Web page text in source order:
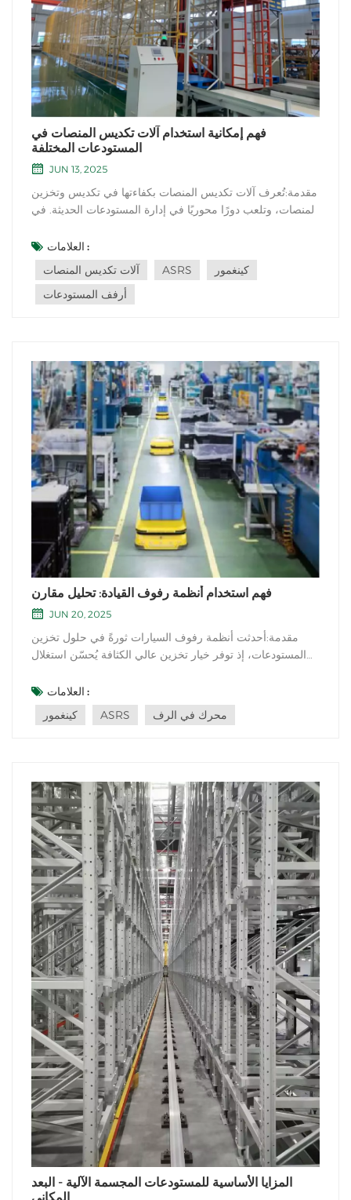
فهم إمكانية استخدام آلات تكديس المنصات في
المستودعات المختلفة
JUN 13, 2025
مقدمة:تُعرف آلات تكديس المنصات بكفاءتها في تكديس وتخزين
المنصات، وتلعب دورًا محوريًا في إدارة المستودعات الحديثة. في
لمختلف أنواع المستودعات، ونناقش أهميتها في تحسين عمليات
التخزين. ملاءمة آلات تكديس المنصات في المستودعات
المختلفة: مراكز التوزيع وا...
العلامات :
آلات تكديس المنصات
ASRS
كينغمور
أرفف المستودعات
فهم استخدام أنظمة رفوف القيادة: تحليل مقارن
JUN 20, 2025
مقدمة:أحدثت أنظمة رفوف السيارات ثورةً في حلول تخزين
المستودعات، إذ توفر خيار تخزين عالي الكثافة يُحسّن استغلال
أنظمة رفوف السيارات محليًا ودوليًا، ونقدم رؤىً حول تطبيقاتها
العملية وفوائدها للمستودعات. دعونا نستكشف استخدام أنظمة
رفوف السيارات ونقار...
العلامات :
كينغمور
ASRS محرك في الرف
المزايا الأساسية للمستودعات المجسمة الآلية - البعد
المكاني